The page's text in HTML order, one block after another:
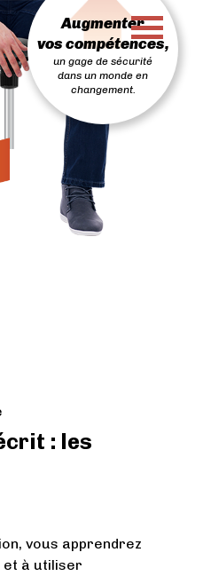
Augmenter
vos compétences,
un gage de sécurité
dans un monde en
changement.
: les
vous apprendrez
et à utiliser